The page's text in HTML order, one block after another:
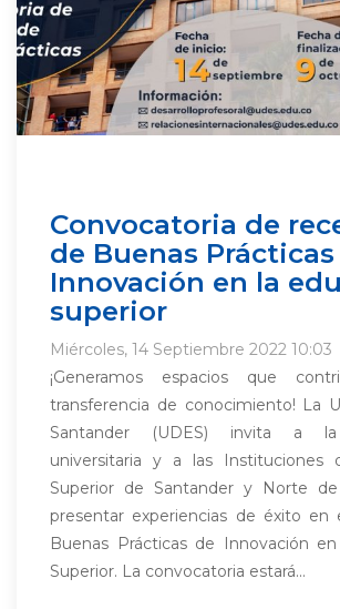
Convocatoria de
de Buenas
Innovación en la
superior
Miércoles, 14 Septiembre 2022 10:03
¡Generamos espacios que
transferencia de conocimiento! La
Santander (UDES) invita a la
universitaria y a las Instituciones
Superior de Santander y Norte
presentar experiencias de éxito en
Buenas Prácticas de Innovación
Superior. La convocatoria estará...